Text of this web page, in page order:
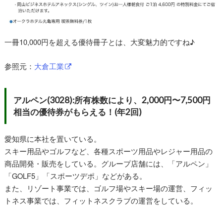
一冊10,000円を超える優待冊子とは、大変魅力的ですね♪
参照元： 大倉工業
アルペン(3028):所有株数により、2,000円〜7,500円
相当の優待券がもらえる！(年2回)
愛知県に本社を置いている。
スキー用品やゴルフなど、各種スポーツ用品やレジャー用品の
商品開発・販売をしている。グループ店舗には、「アルペン」
「GOLF5」「スポーツデポ」などがある。
また、リゾート事業では、ゴルフ場やスキー場の運営、フィッ
トネス事業では、フィットネスクラブの運営をしている。